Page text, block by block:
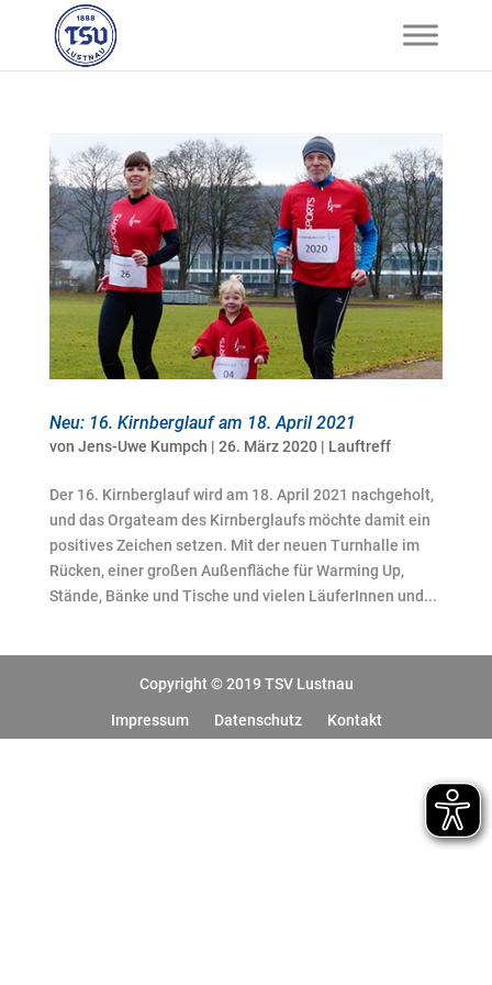
Neu: 16. Kirnberglauf am 18. April 2021
von Jens-Uwe Kumpch | 26. März 2020| Lauftreff
Der 16. Kirnberglauf wird am 18. April 2021 nachgeholt,
und das Orgateam des Kirnberglaufs möchte damit ein
positives Zeichen setzen. Mit der neuen Turnhalle im
Rücken, einer großen Außenfläche für Warming Up,
Stände, Bänke und Tische und vielen LäuferInnen und...
Copyright © 2019 TSV Lustnau
Impressum Datenschutz Kontakt